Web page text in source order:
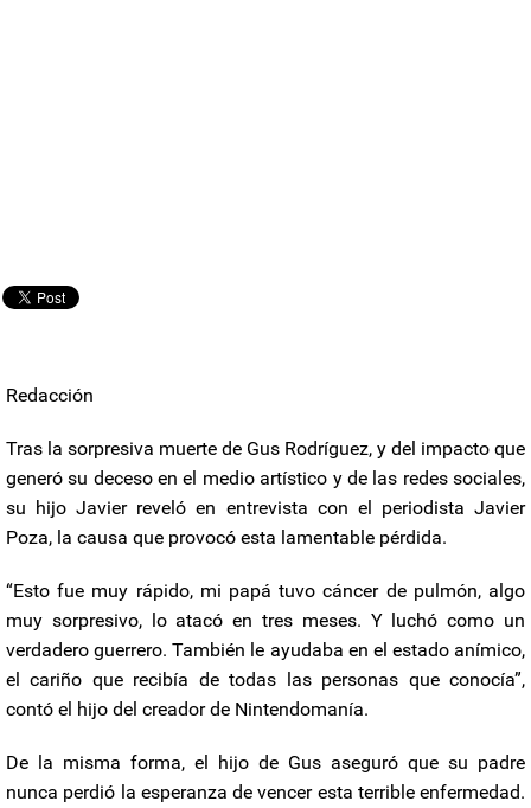
Redacción
Tras la sorpresiva muerte de Gus Rodríguez, y del impacto que
generó su deceso en el medio artístico y de las redes sociales,
su hijo Javier reveló en entrevista con el periodista Javier
Poza, la causa que provocó esta lamentable pérdida.
“Esto fue muy rápido, mi papá tuvo cáncer de pulmón, algo
muy sorpresivo, lo atacó en tres meses. Y luchó como un
verdadero guerrero. También le ayudaba en el estado anímico,
el cariño que recibía de todas las personas que conocía”,
contó el hijo del creador de Nintendomanía.
De la misma forma, el hijo de Gus aseguró que su padre
nunca perdió la esperanza de vencer esta terrible enfermedad.